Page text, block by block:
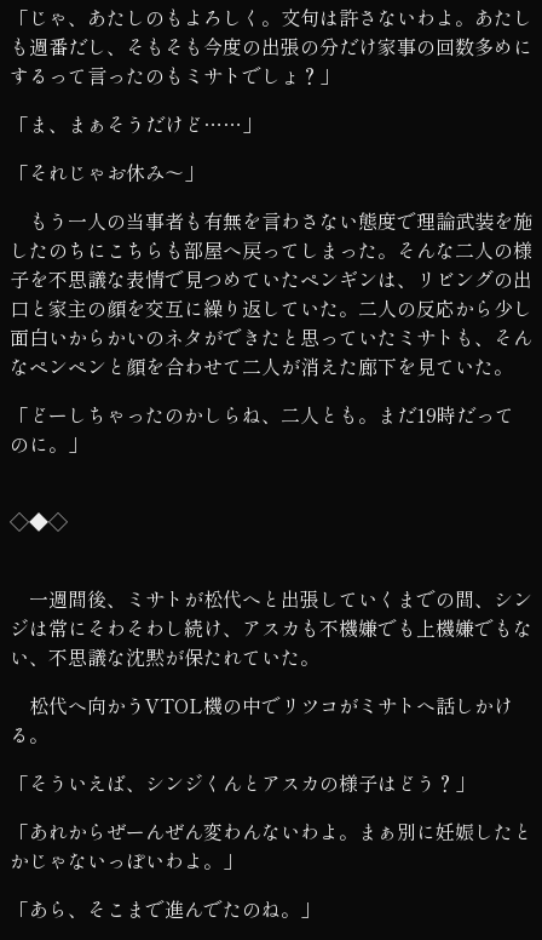
「じゃ、あたしのもよろしく。文句は許さないわよ。あたし
も週番だし、そもそも今度の出張の分だけ家事の回数多めに
するって言ったのもミサトでしょ？」
「ま、まぁそうだけど……」
「それじゃお休み～」
もう一人の当事者も有無を言わさない態度で理論武装を施
したのちにこちらも部屋へ戻ってしまった。そんな二人の様
子を不思議な表情で見つめていたペンギンは、リビングの出
口と家主の顔を交互に繰り返していた。二人の反応から少し
面白いからかいのネタができたと思っていたミサトも、そん
なペンペンと顔を合わせて二人が消えた廊下を見ていた。
「どーしちゃったのかしらね、二人とも。まだ19時だって
のに。」
◇◆◇
一週間後、ミサトが松代へと出張していくまでの間、シン
ジは常にそわそわし続け、アスカも不機嫌でも上機嫌でもな
い、不思議な沈黙が保たれていた。
松代へ向かうVTOL機の中でリツコがミサトへ話しかけ
る。
「そういえば、シンジくんとアスカの様子はどう？」
「あれからぜーんぜん変わんないわよ。まぁ別に妊娠したと
かじゃないっぽいわよ。」
「あら、そこまで進んでたのね。」